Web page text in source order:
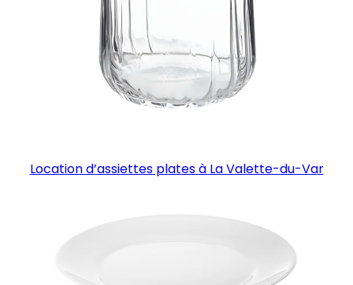
Location d’assiettes plates à La Valette-du-Var